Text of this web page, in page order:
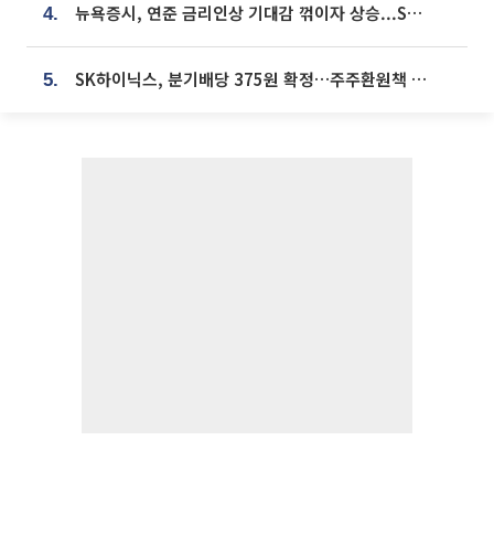
4. 뉴욕증시, 연준 금리인상 기대감 꺾이자 상승...S&P500 사상 최고치 [종합]
5. SK하이닉스, 분기배당 375원 확정…주주환원책 9월로 앞당겨 발표